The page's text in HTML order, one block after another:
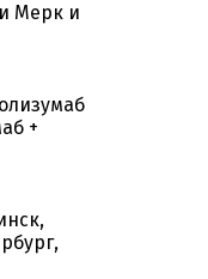
Мерк и
+